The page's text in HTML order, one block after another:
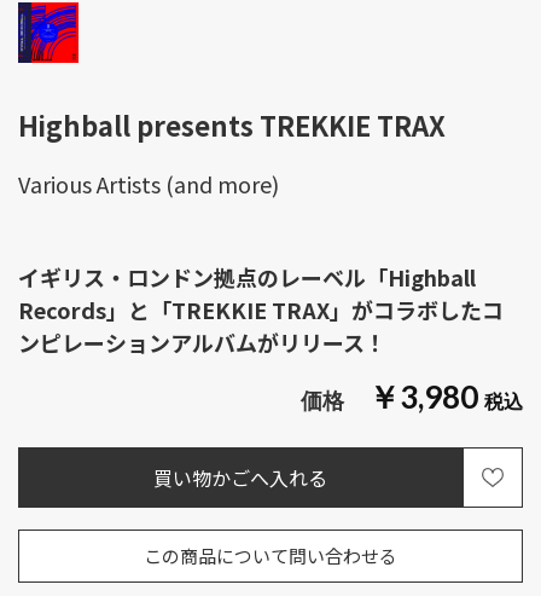
Highball presents TREKKIE TRAX
￥3,980
この商品について問い合わせる
Various Artists (and more)
イギリス・ロンドン拠点のレーベル「Highball
Records」と「TREKKIE TRAX」がコラボしたコ
ンピレーションアルバムがリリース！